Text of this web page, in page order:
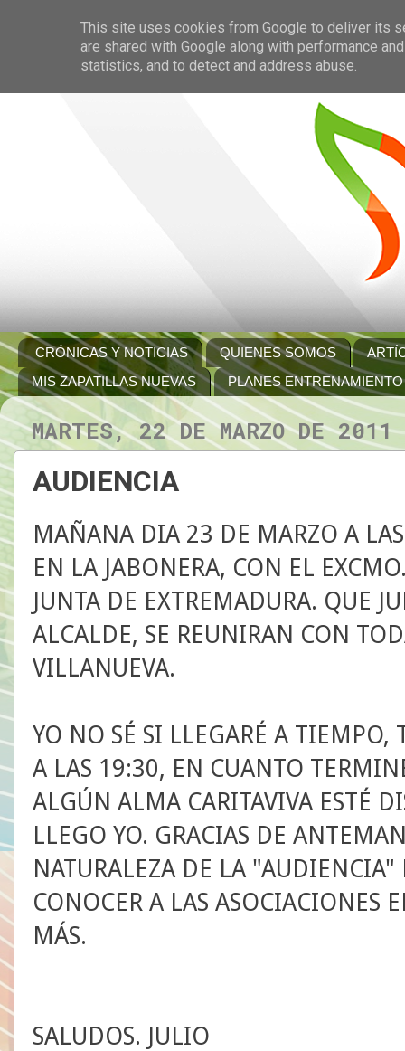
CRÓNICAS Y NOTICIAS QUIENES SOMOS
MIS ZAPATILLAS NUEVAS
PLANES ENTRENAMIENTO
MARTES, 22 DE MARZO DE 2011
AUDIENCIA
MAÑANA DIA 23 DE MARZO A
EN LA JABONERA, CON EL
JUNTA DE EXTREMADURA. QUE
ALCALDE, SE REUNIRAN CON
VILLANUEVA.
YO NO SÉ SI LLEGARÉ A
A LAS 19:30, EN CUANTO
ALGÚN ALMA CARITAVIVA ESTÉ
LLEGO YO. GRACIAS DE
NATURALEZA DE LA "AUDIENCIA"
CONOCER A LAS ASOCIACIONES
MÁS.
SALUDOS. JULIO
This site uses cookies from Google to deliver its
are shared with Google along with performance
statistics, and to detect and address abuse.